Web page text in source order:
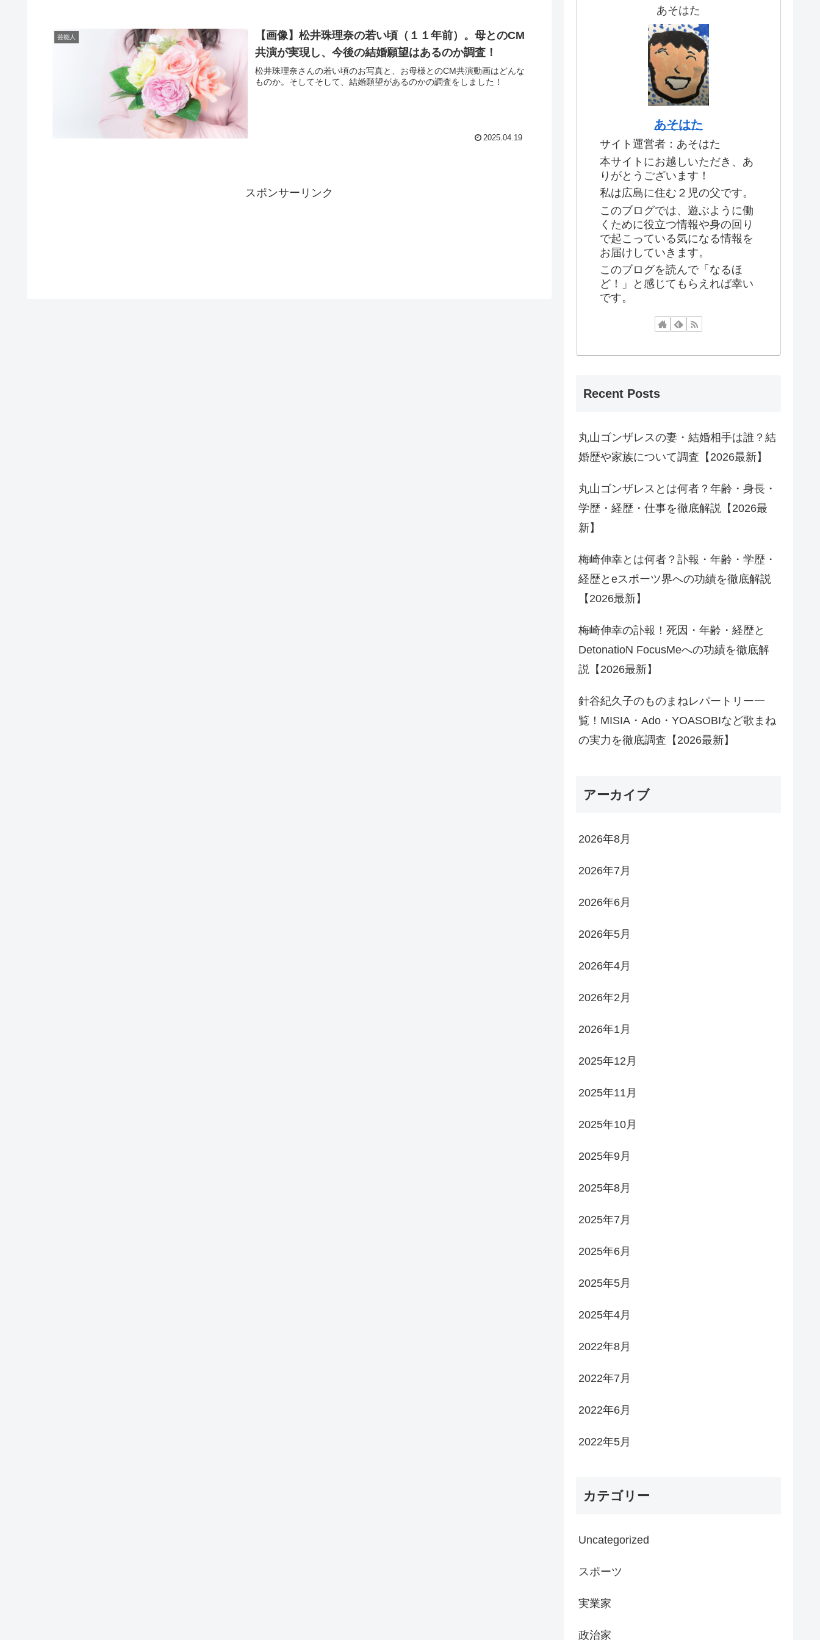
芸能人
【画像】松井珠理奈の若い頃（１１年前）。母とのCM
共演が実現し、今後の結婚願望はあるのか調査！
松井珠理奈さんの若い頃のお写真と、お母様とのCM共演動画はどんな
ものか。そしてそして、結婚願望があるのかの調査をしました！
2025.04.19
スポンサーリンク
あそはた
あそはた
サイト運営者：あそはた
本サイトにお越しいただき、あ
りがとうございます！
私は広島に住む２児の父です。
このブログでは、遊ぶように働
くために役立つ情報や身の回り
で起こっている気になる情報を
お届けしていきます。
このブログを読んで「なるほ
ど！」と感じてもらえれば幸い
です。
Recent Posts
丸山ゴンザレスの妻・結婚相手は誰？結
婚歴や家族について調査【2026最新】
丸山ゴンザレスとは何者？年齢・身長・
学歴・経歴・仕事を徹底解説【2026最
新】
梅崎伸幸とは何者？訃報・年齢・学歴・
経歴とeスポーツ界への功績を徹底解説
【2026最新】
梅崎伸幸の訃報！死因・年齢・経歴と
DetonatioN FocusMeへの功績を徹底解
説【2026最新】
針谷紀久子のものまねレパートリー一
覧！MISIA・Ado・YOASOBIなど歌まね
の実力を徹底調査【2026最新】
アーカイブ
2026年8月
2026年7月
2026年6月
2026年5月
2026年4月
2026年2月
2026年1月
2025年12月
2025年11月
2025年10月
2025年9月
2025年8月
2025年7月
2025年6月
2025年5月
2025年4月
2022年8月
2022年7月
2022年6月
2022年5月
カテゴリー
Uncategorized
スポーツ
実業家
政治家